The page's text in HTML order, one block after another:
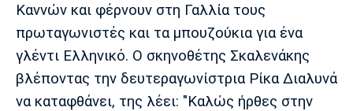
Μονακό
Ερυθρός
Τότεναμ
Πόρτο Μπενφίκα
Καννών και φέρνουν στη Γαλλία τους
πρωταγωνιστές και τα μπουζούκια για ένα
γλέντι Ελληνικό. Ο σκηνοθέτης Σκαλενάκης
βλέποντας την δευτεραγωνίστρια Ρίκα Διαλυνά
να καταφθάνει, της λέει: "Καλώς ήρθες στην